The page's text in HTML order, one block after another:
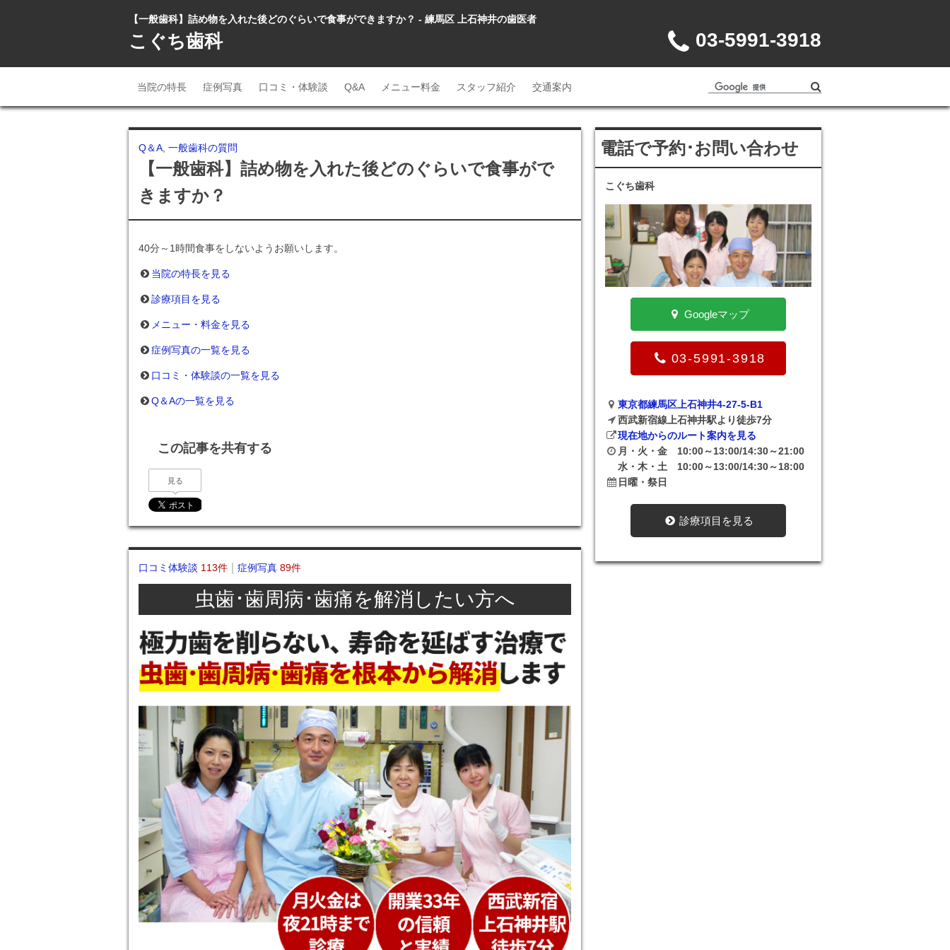
【一般歯科】詰め物を入れた後どのぐらいで食事ができますか？ - 練馬区 上石神井の歯医者
こぐち歯科 03-5991-3918
当院の特長 症例写真 口コミ・体験談 Q&A メニュー料金 スタッフ紹介 交通案内
Q＆A 一般歯科の質問
【一般歯科】詰め物を入れた後どのぐらいで食事がで
きますか？
40分～1時間食事をしないようお願いします。
当院の特長を見る
診療項目を見る
メニュー・料金を見る
症例写真の一覧を見る
口コミ・体験談の一覧を見る
Q＆Aの一覧を見る
この記事を共有する
見る
口コミ体験談 113件 症例写真89件
虫歯･歯周病･歯痛を解消したい方へ
電話で予約･お問い合わせ
こぐち歯科
Googleマップ
03-5991-3918
東京都練馬区上石神井4-27-5-B1
西武新宿線上石神井駅より徒歩7分
現在地からのルート案内を見る
月・火・金 10:00～13:00/14:30～21:00
水・木・土 10:00～13:00/14:30～18:00
日曜・祭日
診療項目を見る